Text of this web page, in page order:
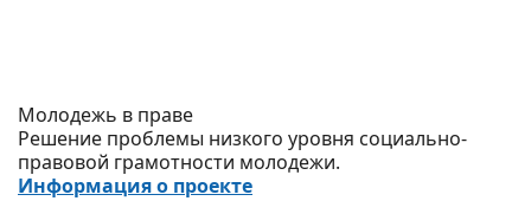
Молодежь в праве
Решение проблемы низкого уровня социально-
правовой грамотности молодежи.
Информация о проекте